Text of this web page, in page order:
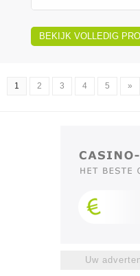
BEKIJK VOLLEDIG
1 2 3 4 5 »
Uw